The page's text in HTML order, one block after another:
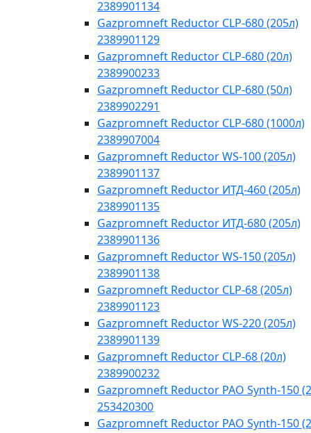
2389901134
Gazpromneft Reductor CLP-680 (205л)
2389901129
Gazpromneft Reductor CLP-680 (20л)
2389900233
Gazpromneft Reductor CLP-680 (50л)
2389902291
Gazpromneft Reductor CLP-680 (1000л)
2389907004
Gazpromneft Reductor WS-100 (205л)
2389901137
Gazpromneft Reductor ИТД-460 (205л)
2389901135
Gazpromneft Reductor ИТД-680 (205л)
2389901136
Gazpromneft Reductor WS-150 (205л)
2389901138
Gazpromneft Reductor CLP-68 (205л)
2389901123
Gazpromneft Reductor WS-220 (205л)
2389901139
Gazpromneft Reductor CLP-68 (20л)
2389900232
Gazpromneft Reductor PAO Synth-150
253420300
Gazpromneft Reductor PAO Synth-150